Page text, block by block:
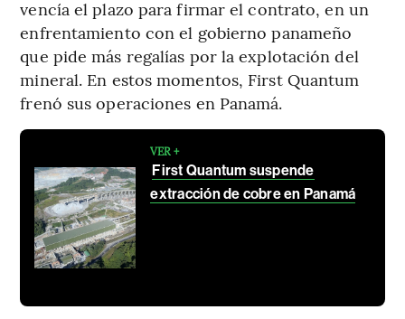
vencía el plazo para firmar el contrato, en un
enfrentamiento con el gobierno panameño
que pide más regalías por la explotación del
mineral. En estos momentos, First Quantum
frenó sus operaciones en Panamá.
VER +
First Quantum suspende
extracción de cobre en Panamá